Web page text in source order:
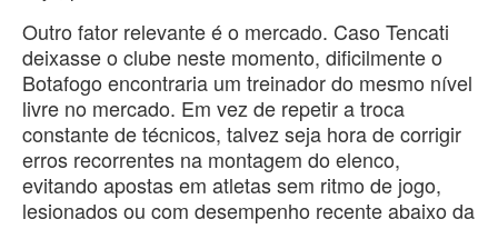
Outro fator relevante é o mercado. Caso Tencati
deixasse o clube neste momento, dificilmente o
Botafogo encontraria um treinador do mesmo nível
livre no mercado. Em vez de repetir a troca
constante de técnicos, talvez seja hora de corrigir
erros recorrentes na montagem do elenco,
evitando apostas em atletas sem ritmo de jogo,
lesionados ou com desempenho recente abaixo da